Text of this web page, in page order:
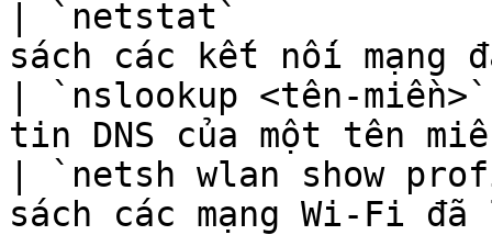
| `netstat`
sách các kết nối
| `nslookup <tên-
tin DNS của một
| `netsh wlan show
sách các mạng Wi-